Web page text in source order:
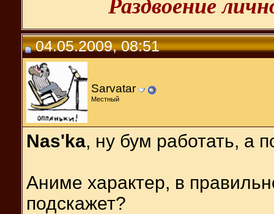
Раздвоение
04.05.2009, 08:51
Sarvatar
Местный
Nas'ka, ну бум работать, а
Аниме характер, в
подскажет?